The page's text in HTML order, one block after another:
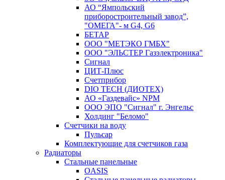
АО “Ямпольский
приборостроительный завод”,
"ОМЕГА"- м G4, G6
БЕТАР
ООО "МЕТЭКО ГМБХ"
ООО "ЭЛЬСТЕР Газэлектроника"
Сигнал
ЦИТ-Плюс
Счетприбор
DIO TECH (ДИОТЕХ)
АО «Газдевайс» NPM
ООО ЭПО "Сигнал" г. Энгельс
Холдинг "Беломо"
Счетчики на воду
Пульсар
Комплектующие для счетчиков газа
Радиаторы
Стальные панельные
OASIS